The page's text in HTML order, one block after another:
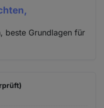
beste Grundlagen für